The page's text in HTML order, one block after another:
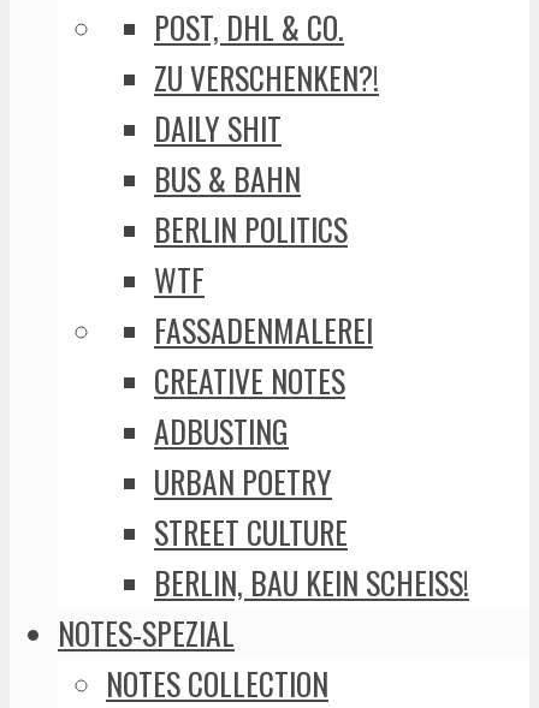
POST, DHL & CO.
ZU VERSCHENKEN?!
DAILY SHIT
BUS & BAHN
BERLIN POLITICS
WTF
FASSADENMALEREI
CREATIVE NOTES
ADBUSTING
URBAN POETRY
STREET CULTURE
BERLIN, BAU KEIN SCHEISS!
NOTES-SPEZIAL
NOTES COLLECTION